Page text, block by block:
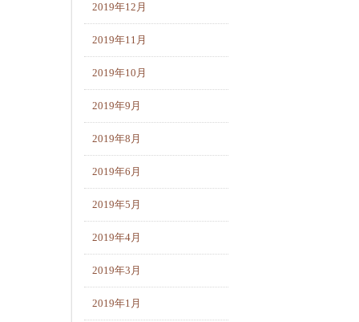
2019年12月
2019年11月
2019年10月
2019年9月
2019年8月
2019年6月
2019年5月
2019年4月
2019年3月
2019年1月